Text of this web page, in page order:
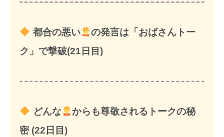
都合の悪い
の発言は「おばさんトー
ク」で撃破(21日目)
どんな
からも尊敬されるトークの秘
密 (22日目)